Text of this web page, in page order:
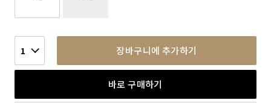
1 장바구니에 추가하기
바로 구매하기